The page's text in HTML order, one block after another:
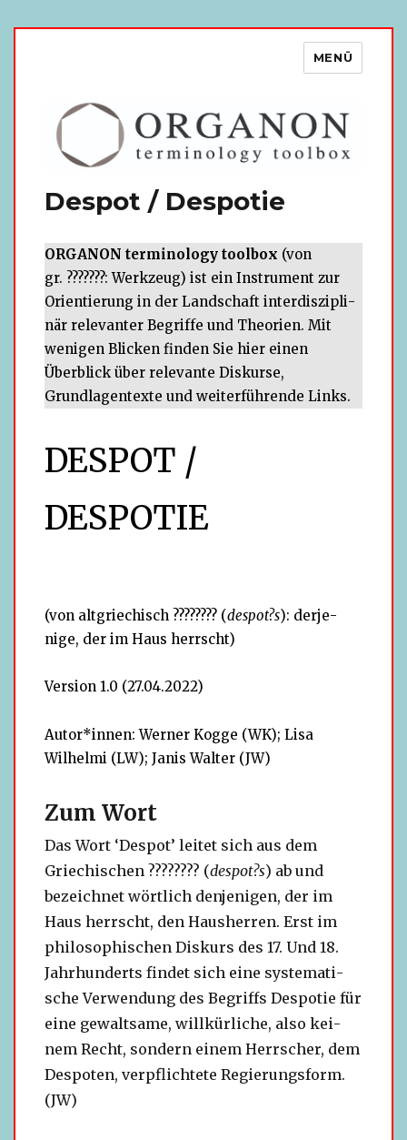
ORGANON terminology
toolbox
MENÜ
Despot / Despotie
ORGANON ter­mi­no­logy tool­box (von
gr. ???????: Werkzeug) ist ein Instrument zur
Orientierung in der Landschaft inter­dis­zi­pli­
när rele­van­ter Begriffe und Theorien. Mit
weni­gen Blicken fin­den Sie hier einen
Überblick über rele­vante Diskurse,
Grundlagentexte und wei­ter­füh­rende Links.
DESPOT /
DESPOTIE
(von alt­grie­chisch ???????? (despot?s): der­je­
nige, der im Haus herrscht)
Version 1.0 (27.04.2022)
Autor*innen: Werner Kogge (WK); Lisa
Wilhelmi (LW); Janis Walter (JW)
Zum Wort
Das Wort ‘Despot’ lei­tet sich aus dem
Griechischen ???????? (despot?s) ab und
bezeich­net wört­lich den­je­ni­gen, der im
Haus herrscht, den Hausherren. Erst im
phi­lo­so­phi­schen Diskurs des 17. Und 18.
Jahrhunderts fin­det sich eine sys­te­ma­ti­
sche Verwendung des Begriffs Despotie für
eine gewalt­same, will­kür­li­che, also kei­
nem Recht, son­dern einem Herrscher, dem
Despoten, ver­pflich­tete Regierungsform.
(JW)